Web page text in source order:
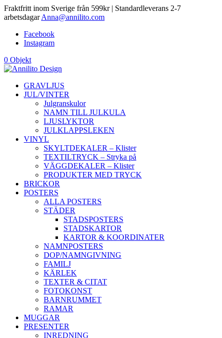
Fraktfritt inom Sverige från 599kr | Standardleverans 2-7
arbetsdagar Anna@annilito.com
Facebook
Instagram
0 Objekt
GRAVLJUS
JUL/VINTER
Julgranskulor
NAMN TILL JULKULA
LJUSLYKTOR
JULKLAPPSLEKEN
VINYL
SKYLTDEKALER – Klister
TEXTILTRYCK – Stryka på
VÄGGDEKALER – Klister
PRODUKTER MED TRYCK
BRICKOR
POSTERS
ALLA POSTERS
STÄDER
STADSPOSTERS
STADSKARTOR
KARTOR & KOORDINATER
NAMNPOSTERS
DOP/NAMNGIVNING
FAMILJ
KÄRLEK
TEXTER & CITAT
FOTOKONST
BARNRUMMET
RAMAR
MUGGAR
PRESENTER
INREDNING